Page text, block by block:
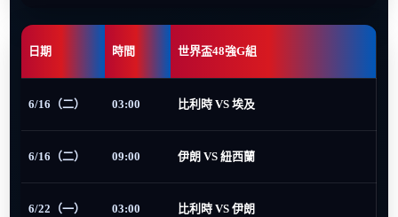
日期 時間 世界盃48強G組
6/16（二） 03:00 比利時 VS 埃及
6/16（二） 09:00 伊朗 VS 紐西蘭
6/22（一） 03:00 比利時 VS 伊朗